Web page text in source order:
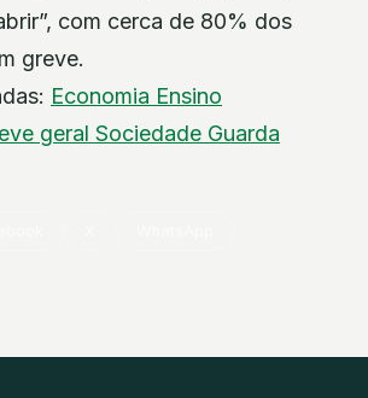
com cerca de 80% dos
greve.
Economia Ensino
geral Sociedade Guarda